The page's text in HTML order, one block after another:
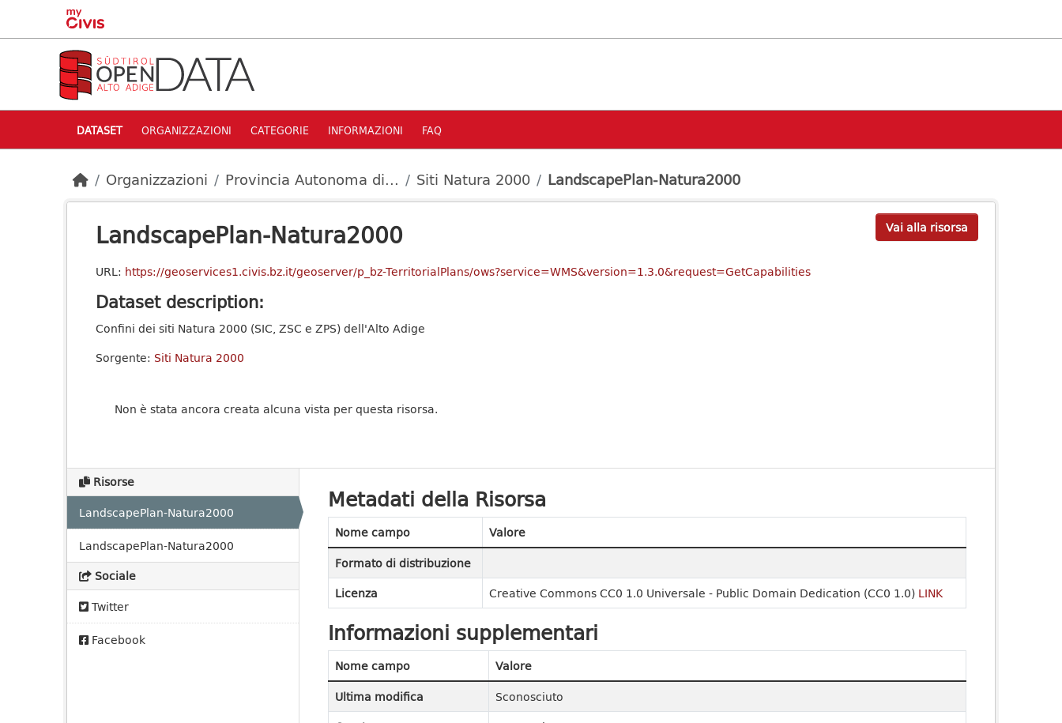
Skip to main content
DATASET ORGANIZZAZIONI CATEGORIE INFORMAZIONI FAQ
Organizzazioni Provincia Autonoma di... Siti Natura 2000 LandscapePlan-Natura2000
Vai alla risorsa
LandscapePlan-Natura2000
URL: https://geoservices1.civis.bz.it/geoserver/p_bz-TerritorialPlans/ows?service=WMS&version=1.3.0&request=GetCapabilities
Dataset description:
Confini dei siti Natura 2000 (SIC, ZSC e ZPS) dell'Alto Adige
Sorgente: Siti Natura 2000
Non è stata ancora creata alcuna vista per questa risorsa.
Risorse
LandscapePlan-Natura2000
LandscapePlan-Natura2000
Sociale
Twitter
Facebook
Metadati della Risorsa
Nome campo
Valore
Formato di distribuzione
Licenza
Creative Commons CC0 1.0 Universale - Public Domain Dedication (CC0 1.0) LINK
Informazioni supplementari
Nome campo
Valore
Ultima modifica
Sconosciuto